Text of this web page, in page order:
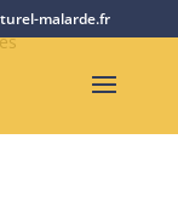
référencement
malarde.fr